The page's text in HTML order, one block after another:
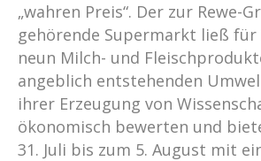
„wahren Preis“. Der zur Rewe-
gehörende Supermarkt ließ für
neun Milch- und
angeblich entstehenden
ihrer Erzeugung von
ökonomisch bewerten und
31. Juli bis zum 5. August mit